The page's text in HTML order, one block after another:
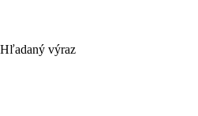
Hľadaný výraz